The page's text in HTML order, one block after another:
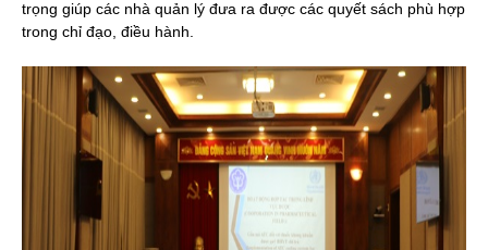
trọng giúp các nhà quản lý đưa ra được các quyết sách phù hợp
trong chỉ đạo, điều hành.